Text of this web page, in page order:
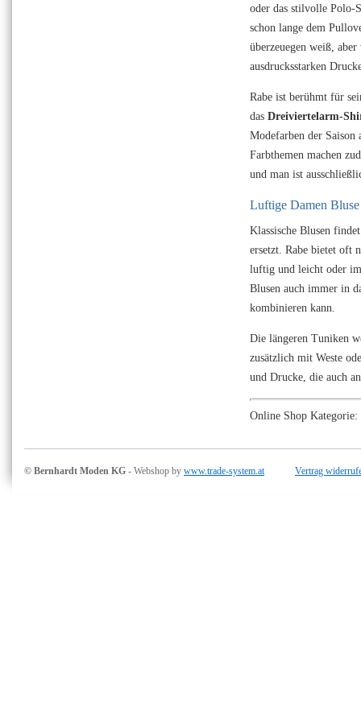
oder das stilvolle Polo-
schon lange dem
überzeuegen weiß,
ausdrucksstarken
Rabe ist berühmt für
das Dreiviertelarm-
Modefarben der
Farbthemen machen
und man ist
Luftige Damen
Klassische Blusen
ersetzt. Rabe bietet oft
luftig und leicht oder im
Blusen auch immer in
kombinieren kann.
Die längeren Tuniken
zusätzlich mit Weste
und Drucke, die auch
Online Shop Kategorie:
© Bernhardt Moden KG - Webshop by www.trade-system.at Vertrag